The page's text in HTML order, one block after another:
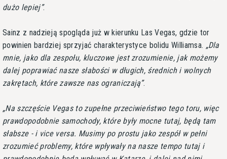
dużo lepiej .
Sainz z nadzieją spogląda już w kierunku Las Vegas, gdzie tor
powinien bardziej sprzyjać charakterystyce bolidu Williamsa. Dla
mnie, jako dla zespołu, kluczowe jest zrozumienie, jak możemy
dalej poprawiać nasze słabości w długich, średnich i wolnych
zakrętach, które zawsze nas ograniczają .
Na szczęście Vegas to zupełne przeciwieństwo tego toru, więc
prawdopodobnie samochody, które były mocne tutaj, będą tam
słabsze - i vice versa. Musimy po prostu jako zespół w pełni
zrozumieć problemy, które wpływały na nasze tempo tutaj i